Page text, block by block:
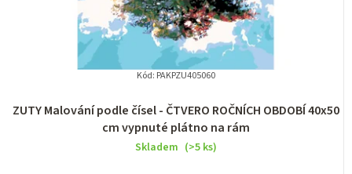
ZUTY Malování podle čísel - ČTVERO ROČNÍCH OBDOBÍ 40x50
cm vypnuté plátno na rám
Skladem (>5 ks)
Kód: PAKPZU405060